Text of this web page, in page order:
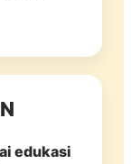
edukasi